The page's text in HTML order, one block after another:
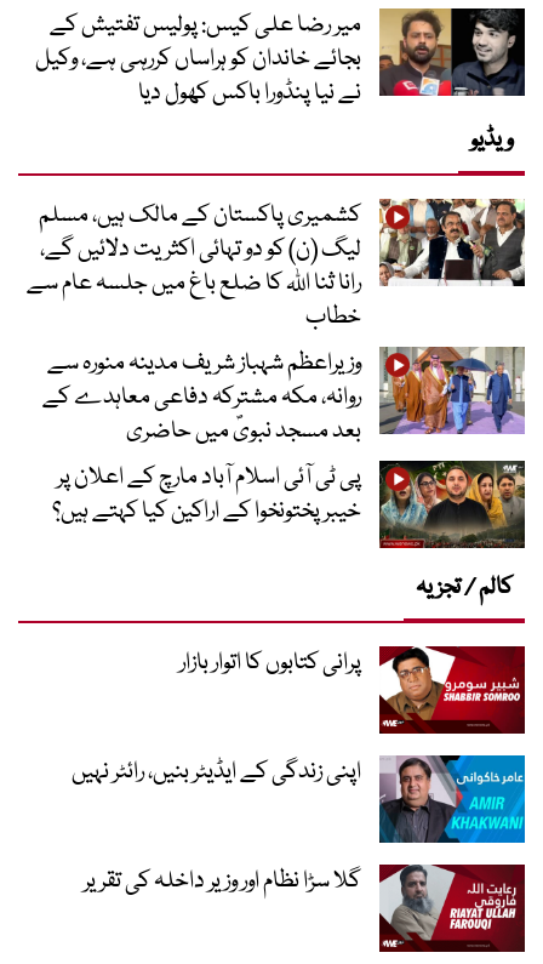
میر رضا علی کیس: پولیس تفتیش کے
بجائے خاندان کو ہراساں کررہی ہے، وکیل
نے نیا پنڈورا باکس کھول دیا
ویڈیو
کشمیری پاکستان کے مالک ہیں، مسلم
لیگ (ن) کو دو تہائی اکثریت دلائیں گے،
رانا ثنا اللہ کا ضلع باغ میں جلسہ عام سے
خطاب
وزیراعظم شہباز شریف مدینہ منورہ سے
روانہ، مکہ مشترکہ دفاعی معاہدے کے
بعد مسجد نبویؐ میں حاضری
پی ٹی آئی اسلام آباد مارچ کے اعلان پر
خیبر پختونخوا کے اراکین کیا کہتے ہیں؟
کالم / تجزیہ
پرانی کتابوں کا اتوار بازار
اپنی زندگی کے ایڈیٹر بنیں، رائٹر نہیں
گلا سڑا نظام اور وزیر داخلہ کی تقریر